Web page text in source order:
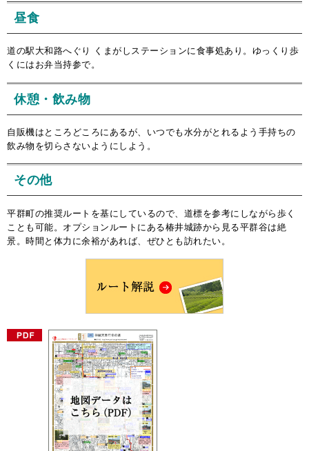
昼食
道の駅大和路へぐり くまがしステーションに食事処あり。ゆっくり歩
くにはお弁当持参で。
休憩・飲み物
自販機はところどころにあるが、いつでも水分がとれるよう手持ちの
飲み物を切らさないようにしよう。
その他
平群町の推奨ルートを基にしているので、道標を参考にしながら歩く
ことも可能。オプションルートにある椿井城跡から見る平群谷は絶
景。時間と体力に余裕があれば、ぜひとも訪れたい。